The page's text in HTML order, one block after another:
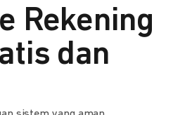
Rekening
dan